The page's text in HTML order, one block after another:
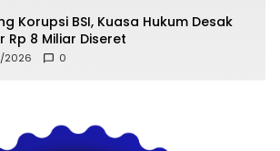
Korupsi BSI, Kuasa Hukum Desak
Rp 8 Miliar Diseret
2026 0